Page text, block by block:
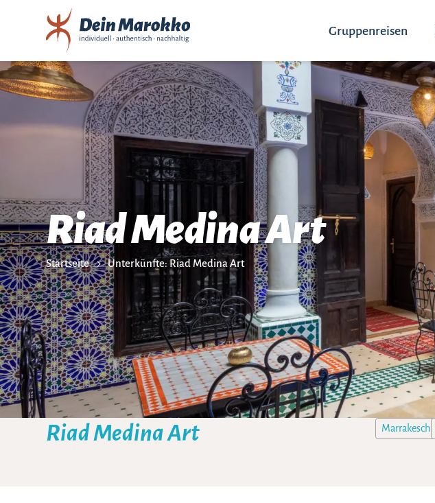
Gruppenreisen
Riad Medina Art
Startseite Unterkünfte: Riad Medina Art
Riad Medina Art Marrakesch